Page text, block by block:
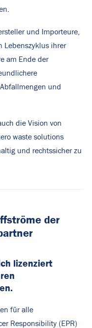
und Importeure,
Lebenszyklus ihrer
am Ende der
und
die Vision von
waste solutions
und rechtssicher zu
der
lizenziert
für alle
Responsibility (EPR)